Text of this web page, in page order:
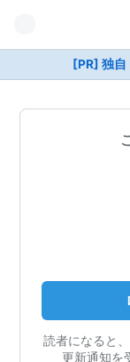
[PR] 独自
読者になると
更新通知を